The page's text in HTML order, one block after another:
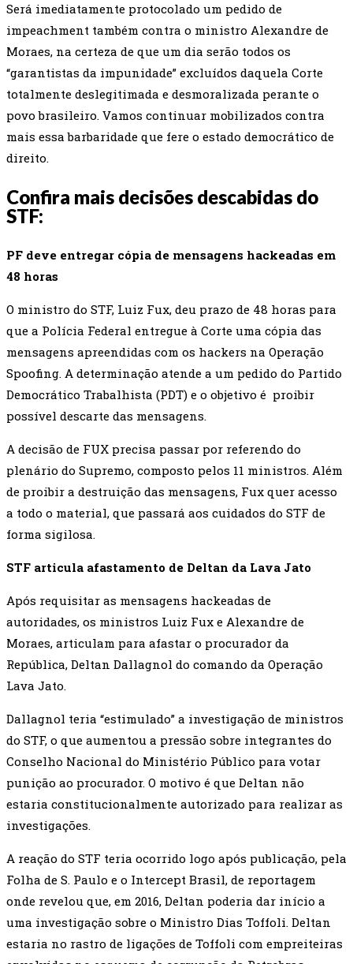
Será imediatamente protocolado um pedido de
impeachment também contra o ministro Alexandre de
Moraes, na certeza de que um dia serão todos os
“garantistas da impunidade” excluídos daquela Corte
totalmente deslegitimada e desmoralizada perante o
povo brasileiro. Vamos continuar mobilizados contra
mais essa barbaridade que fere o estado democrático de
direito.
Confira mais decisões descabidas do
STF:
PF deve entregar cópia de mensagens hackeadas em
48 horas
O ministro do STF, Luiz Fux, deu prazo de 48 horas para
que a Polícia Federal entregue à Corte uma cópia das
mensagens apreendidas com os hackers na Operação
Spoofing. A determinação atende a um pedido do Partido
Democrático Trabalhista (PDT) e o objetivo é proibir
possível descarte das mensagens.
A decisão de FUX precisa passar por referendo do
plenário do Supremo, composto pelos 11 ministros. Além
de proibir a destruição das mensagens, Fux quer acesso
a todo o material, que passará aos cuidados do STF de
forma sigilosa.
STF articula afastamento de Deltan da Lava Jato
Após requisitar as mensagens hackeadas de
autoridades, os ministros Luiz Fux e Alexandre de
Moraes, articulam para afastar o procurador da
República, Deltan Dallagnol do comando da Operação
Lava Jato.
Dallagnol teria “estimulado” a investigação de ministros
do STF, o que aumentou a pressão sobre integrantes do
Conselho Nacional do Ministério Público para votar
punição ao procurador. O motivo é que Deltan não
estaria constitucionalmente autorizado para realizar as
investigações.
A reação do STF teria ocorrido logo após publicação, pela
Folha de S. Paulo e o Intercept Brasil, de reportagem
onde revelou que, em 2016, Deltan poderia dar início a
uma investigação sobre o Ministro Dias Toffoli. Deltan
estaria no rastro de ligações de Toffoli com empreiteiras